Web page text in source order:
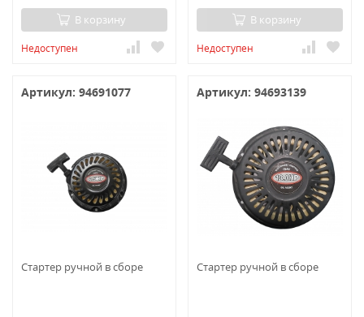
В корзину
Недоступен
В корзину
Недоступен
Артикул: 94691077
Стартер ручной в сборе
Артикул: 94693139
Стартер ручной в сборе